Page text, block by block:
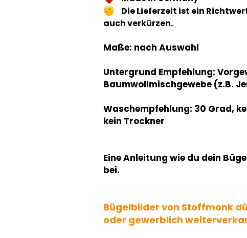
Die Lieferzeit ist ein
auch verkürzen.
Maße: nach Auswahl
Untergrund Empfehlung:
Baumwollmischgewebe (z.B.
Waschempfehlung: 30 Grad,
kein Trockner
Eine Anleitung wie du dein
bei.
Bügelbilder von Stoffmonk
oder gewerblich